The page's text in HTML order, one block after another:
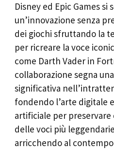
Disney ed Epic Games
un’innovazione senza
dei giochi sfruttando la
per ricreare la voce
come Darth Vader in
collaborazione segna
significativa
fondendo l’arte digitale
artificiale per preservare
delle voci più
arricchendo al